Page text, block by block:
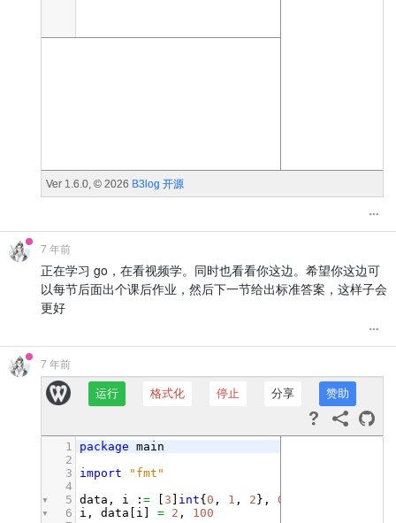
7 年前
正在学习 go，在看视频学。同时也看看你这边。希望你这边可
以每节后面出个课后作业，然后下一节给出标准答案，这样子会
更好
7 年前